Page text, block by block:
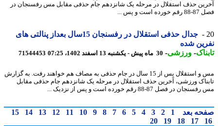
حذف استقلال در مرحله یک شانزدهم جام حذفی مقابل مس رفسنجان در
است و پس ...
جدال حذفی استقلال در رفسنجان 15سال بعداز پنالتی های
شده
-ورزشی-30 ماه پیش - یکشنبه 13 اسفند 1402، 07:25 71544453
مس و استقلال پس از 15 سال در جام حذفی به مصاف هم خواهند رفت. به گزارش
ورزشی، آخرین حذف استقلال در مرحله یک شانزدهم جام حذفی مقابل
در فصل 87-88 رقم خورده است و پس از نزدیک ...
بعد 1
2
3
4
5
6
7
8
9
10
11
12
13
14
15
17
18
19
20